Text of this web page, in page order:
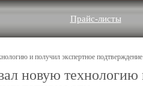
Прайс-листы
и получил экспертное подтверждение
новую технологию